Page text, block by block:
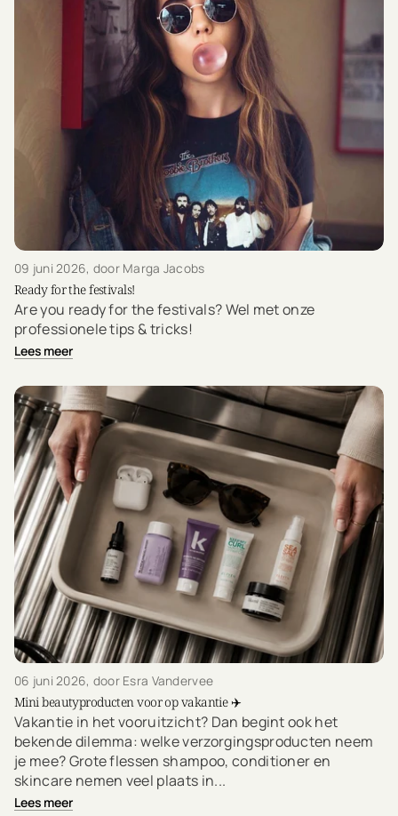
09 juni 2026, door Marga Jacobs
Ready for the festivals!
Are you ready for the festivals? Wel met onze
professionele tips & tricks!
Lees meer
06 juni 2026, door Esra Vandervee
Mini beautyproducten voor op vakantie ✈️
Vakantie in het vooruitzicht? Dan begint ook het
bekende dilemma: welke verzorgingsproducten neem
je mee? Grote flessen shampoo, conditioner en
skincare nemen veel plaats in...
Lees meer